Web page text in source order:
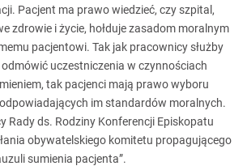
Pacjent ma prawo wiedzieć, czy szpital,
zdrowie i życie, hołduje zasadom moralnym
pacjentowi. Tak jak pracownicy służby
uczestniczenia w czynnościach
tak pacjenci mają prawo wyboru
im standardów moralnych.
Rady ds. Rodziny Konferencji Episkopatu
obywatelskiego komitetu propagującego
sumienia pacjenta”.